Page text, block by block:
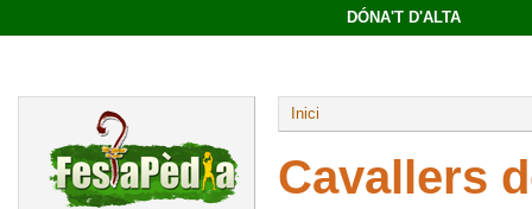
DÓNA'T D'ALTA
Inici
Cavallers